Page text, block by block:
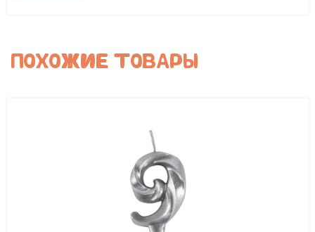
ПОХОЖИЕ ТОВАРЫ